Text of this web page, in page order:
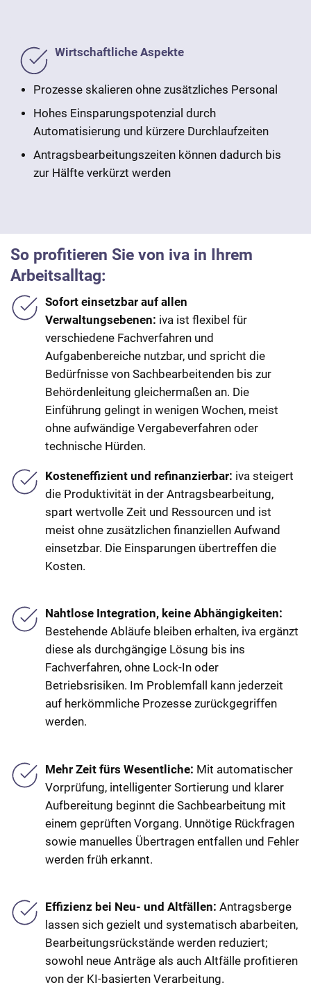
Wirtschaftliche Aspekte
Prozesse skalieren ohne zusätzliches Personal
Hohes Einsparungspotenzial durch
Automatisierung und kürzere Durchlaufzeiten
Antragsbearbeitungszeiten können dadurch bis
zur Hälfte verkürzt werden
So profitieren Sie von iva in Ihrem
Arbeitsalltag:
Sofort einsetzbar auf allen
Verwaltungsebenen: iva ist flexibel für
verschiedene Fachverfahren und
Aufgabenbereiche nutzbar, und spricht die
Bedürfnisse von Sachbearbeitenden bis zur
Behördenleitung gleichermaßen an. Die
Einführung gelingt in wenigen Wochen, meist
ohne aufwändige Vergabeverfahren oder
technische Hürden.
Kosteneffizient und refinanzierbar: iva steigert
die Produktivität in der Antragsbearbeitung,
spart wertvolle Zeit und Ressourcen und ist
meist ohne zusätzlichen finanziellen Aufwand
einsetzbar. Die Einsparungen übertreffen die
Kosten.
Nahtlose Integration, keine Abhängigkeiten:
Bestehende Abläufe bleiben erhalten, iva ergänzt
diese als durchgängige Lösung bis ins
Fachverfahren, ohne Lock-In oder
Betriebsrisiken. Im Problemfall kann jederzeit
auf herkömmliche Prozesse zurückgegriffen
werden.
Mehr Zeit fürs Wesentliche: Mit automatischer
Vorprüfung, intelligenter Sortierung und klarer
Aufbereitung beginnt die Sachbearbeitung mit
einem geprüften Vorgang. Unnötige Rückfragen
sowie manuelles Übertragen entfallen und Fehler
werden früh erkannt.
Effizienz bei Neu- und Altfällen: Antragsberge
lassen sich gezielt und systematisch abarbeiten,
Bearbeitungsrückstände werden reduziert;
sowohl neue Anträge als auch Altfälle profitieren
von der KI-basierten Verarbeitung.